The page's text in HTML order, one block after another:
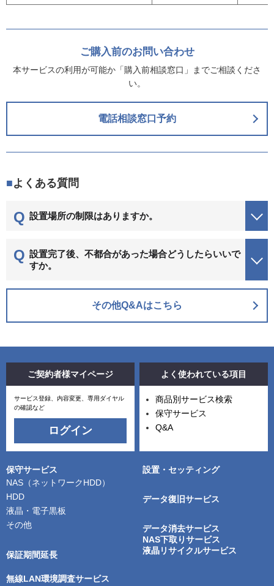
ご購入前のお問い合わせ
本サービスの利用が可能か「購入前相談窓口」までご相談くださ
い。
電話相談窓口予約
よくある質問
設置場所の制限はありますか。
設置完了後、不都合があった場合どうしたらいいで
すか。
その他Q&Aはこちら
ご契約者様マイページ
サービス登録、内容変更、専用ダイヤル
の確認など
ログイン
よく使われている項目
商品別サービス検索
保守サービス
Q&A
保守サービス
NAS（ネットワークHDD）
HDD
液晶・電子黒板
その他
保証期間延長
設置・セッティング
データ復旧サービス
データ消去サービス
NAS下取りサービス
液晶リサイクルサービス
無線LAN環境調査サービス